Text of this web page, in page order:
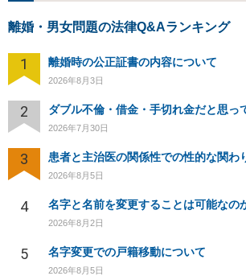
離婚・男女問題の法律Q&Aランキング
1 離婚時の公正証書の内容について
2026年8月3日
2
2026年7月30日
3 患者と主治医の関係性での性的な関わ
2026年8月5日
4 名字と名前を変更することは可能なの
2026年8月2日
5 名字変更での戸籍移動について
2026年8月5日